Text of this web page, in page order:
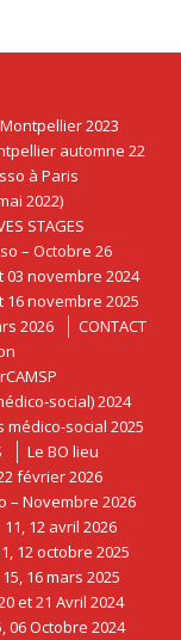
2023
automne 22
à Paris
2022)
STAGES
– Octobre 26
03 novembre 2024
16 novembre 2025
2026
CONTACT
social) 2024
médico-social 2025
Le BO lieu
février 2026
– Novembre 2026
12 avril 2026
12 octobre 2025
16 mars 2025
et 21 Avril 2024
06 Octobre 2024